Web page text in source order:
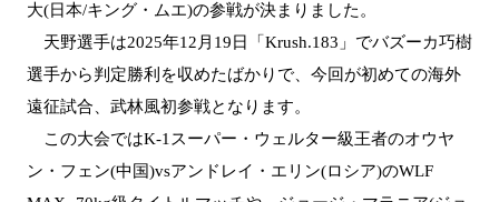
大(日本/キング・ムエ)の参戦が決まりました。
天野選手は2025年12月19日「Krush.183」でバズーカ巧樹
選手から判定勝利を収めたばかりで、今回が初めての海外
遠征試合、武林風初参戦となります。
この大会ではK-1スーパー・ウェルター級王者のオウヤ
ン・フェン(中国)vsアンドレイ・エリン(ロシア)のWLF